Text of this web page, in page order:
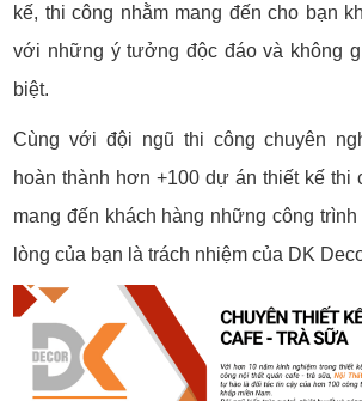
kế, thi công nhằm mang đến cho bạn
với những ý tưởng độc đáo và không
biệt.
Cùng với đội ngũ thi công chuyên
hoàn thành hơn +100 dự án thiết kế thi
mang đến khách hàng những công
lòng của bạn là trách nhiệm của DK